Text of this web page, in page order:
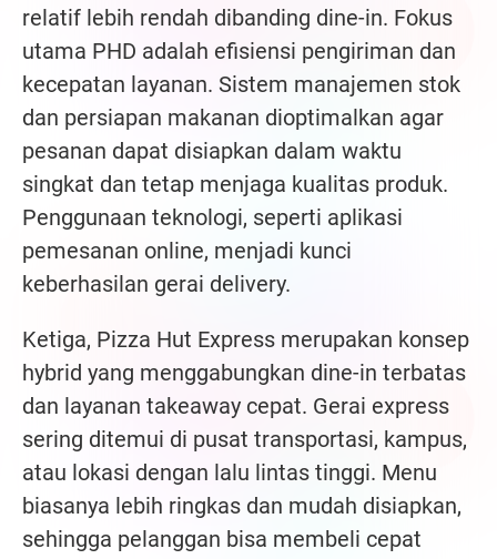
relatif lebih rendah dibanding dine-in. Fokus
utama PHD adalah efisiensi pengiriman dan
kecepatan layanan. Sistem manajemen stok
dan persiapan makanan dioptimalkan agar
pesanan dapat disiapkan dalam waktu
singkat dan tetap menjaga kualitas produk.
Penggunaan teknologi, seperti aplikasi
pemesanan online, menjadi kunci
keberhasilan gerai delivery.
Ketiga, Pizza Hut Express merupakan konsep
hybrid yang menggabungkan dine-in terbatas
dan layanan takeaway cepat. Gerai express
sering ditemui di pusat transportasi, kampus,
atau lokasi dengan lalu lintas tinggi. Menu
biasanya lebih ringkas dan mudah disiapkan,
sehingga pelanggan bisa membeli cepat